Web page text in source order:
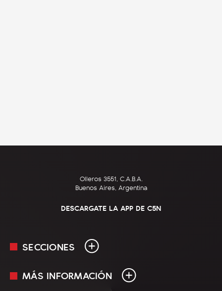
Olleros 3551, C.A.B.A.
Buenos Aires, Argentina
DESCARGATE LA APP DE C5N
SECCIONES
En Vivo
MÁS INFORMACIÓN